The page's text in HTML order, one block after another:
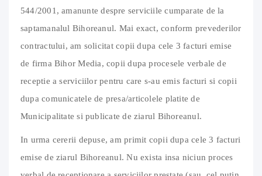
544/2001, amanunte despre serviciile cumparate de la
saptamanalul Bihoreanul. Mai exact, conform prevederilor
contractului, am solicitat copii dupa cele 3 facturi emise
de firma Bihor Media, copii dupa procesele verbale de
receptie a serviciilor pentru care s-au emis facturi si copii
dupa comunicatele de presa/articolele platite de
Municipalitate si publicate de ziarul Bihoreanul.
In urma cererii depuse, am primit copii dupa cele 3 facturi
emise de ziarul Bihoreanul. Nu exista insa niciun proces